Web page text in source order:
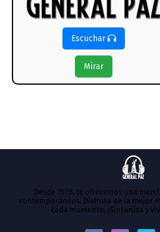
Escuchar
Mirar
Desde 1978, te ofrecemos una
contemporáneos. Disfruta de la mejor
cada momento. ¡Sintoniza y